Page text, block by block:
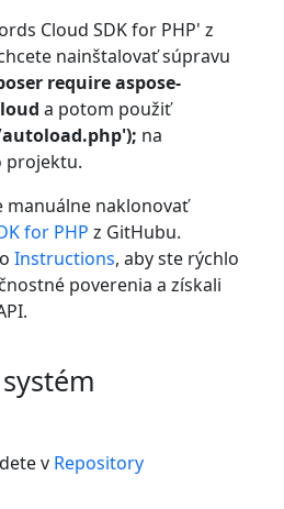
Cloud SDK for PHP' z
nainštalovať súpravu
require aspose-
a potom použiť
na
projektu.
manuálne naklonovať
for PHP z GitHubu.
Instructions, aby ste rýchlo
poverenia a získali
v Repository